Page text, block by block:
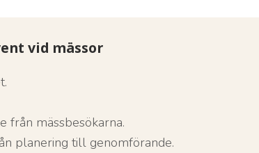
vid mässor
mässbesökarna.
planering till genomförande.